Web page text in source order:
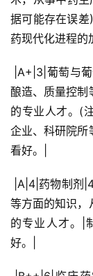
据可能存在误
药现代化进程的
酿造、质量控制
的专业人才。(
企业、科研院所
看好。|
等方面的知识，
的专业人才。|
好。|